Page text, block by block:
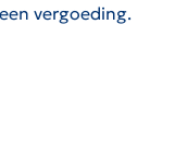
vergoeding.